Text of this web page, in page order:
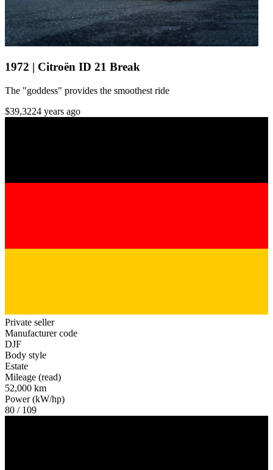
1972 | Citroën ID 21 Break
The "goddess" provides the smoothest ride
$39,3224 years ago
Private seller
Manufacturer code
DJF
Body style
Estate
Mileage (read)
52,000 km
Power (kW/hp)
80 / 109